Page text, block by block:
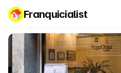
Franquicialist